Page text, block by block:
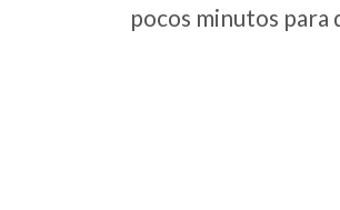
pocos minutos para